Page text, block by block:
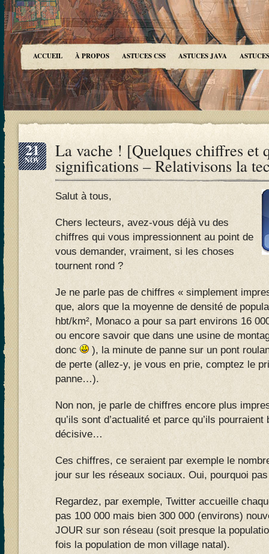
ACCUEIL À PROPOS ASTUCES CSS ASTUCES JAVA
21
NOV La vache ! [Quelques chiffres et
significations – Relativisons la
Salut à tous,
Chers lecteurs, avez-vous déjà vu des
chiffres qui vous impressionnent au point de
vous demander, vraiment, si les choses
tournent rond ?
Je ne parle pas de chiffres « simplement
que, alors que la moyenne de densité de
hbt/km², Monaco a pour sa part environs 16
ou encore savoir que dans une usine de
donc
), la minute de panne sur un pont
de perte (allez-y, je vous en prie, comptez le
panne…).
Non non, je parle de chiffres encore plus
qu’ils sont d’actualité et parce qu’ils
décisive…
Ces chiffres, ce seraient par exemple le
jour sur les réseaux sociaux. Oui, pourquoi
Regardez, par exemple, Twitter accueille
pas 100 000 mais bien 300 000 (environs)
JOUR sur son réseau (soit presque la
fois la population de mon village natal).